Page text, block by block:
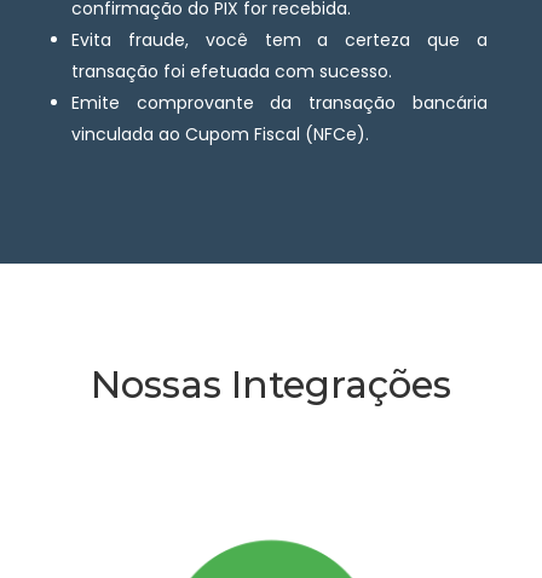
confirmação do PIX for recebida.
Evita fraude, você tem a certeza que a
transação foi efetuada com sucesso.
Emite comprovante da transação bancária
vinculada ao Cupom Fiscal (NFCe).
Nossas Integrações